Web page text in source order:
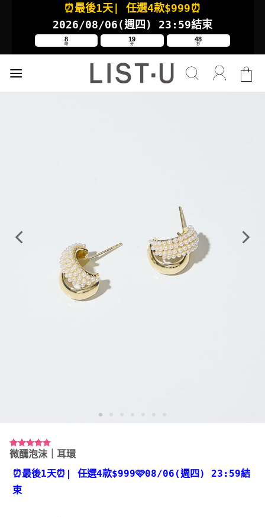
⏰最後1天 | 任選4款$999⏰
2026/08/06(週四 ) 23:59結束
8
時
19
分
47
秒
評分5.00
1
位顧客進行
評分
微醺泡沫｜耳環
⏰最後1天⏰ | 任選4款$999🩷08/06(週四) 23:59結
束